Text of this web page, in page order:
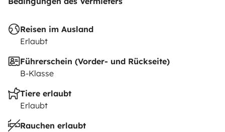
Reisen im Ausland
Erlaubt
Führerschein (Vorder- und Rückseite)
B-Klasse
Tiere erlaubt
Erlaubt
Rauchen erlaubt